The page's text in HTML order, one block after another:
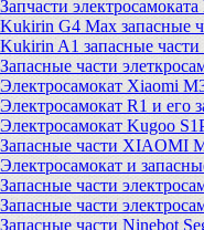
Запчасти
Kukirin G4 Max запасные
Kukirin A1 запасные части
Запасные части
Электросамокат Xiaomi
Электросамокат R1 и его
Электросамокат Kugoo
Запасные части XIAOMI
Электросамокат и
Запасные части
Запасные части
Запасные части Ninebot